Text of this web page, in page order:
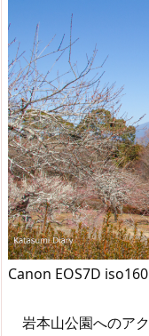
Canon EOS7D
岩本山公園へのア